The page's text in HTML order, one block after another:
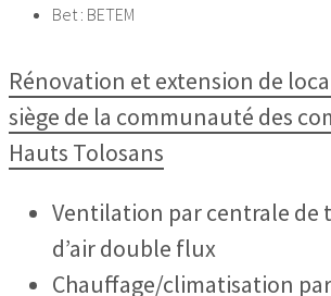
Bet : BETEM
Rénovation et extension de
siège de la communauté des
Hauts Tolosans
Ventilation par centrale de
d’air double flux
Chauffage/climatisation